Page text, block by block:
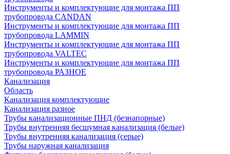
Инструменты и комплектующие для монтажа ПП
трубопровода CANDAN
Инструменты и комплектующие для монтажа ПП
трубопровода LAMMIN
Инструменты и комплектующие для монтажа ПП
трубопровода VALTEC
Инструменты и комплектующие для монтажа ПП
трубопровода РАЗНОЕ
Канализация
Область
Канализация комплектующие
Канализация разное
Трубы канализационные ПНД (безнапорные)
Трубы внутренняя бесшумная канализация (белые)
Трубы внутренняя канализация (серые)
Трубы наружная канализация